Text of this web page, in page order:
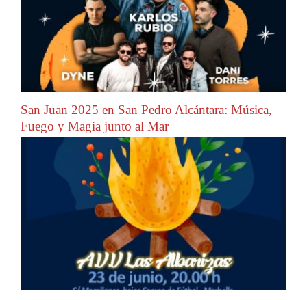
San Juan 2025 en San Pedro Alcántara: Música,
Fuego y Magia junto al Mar